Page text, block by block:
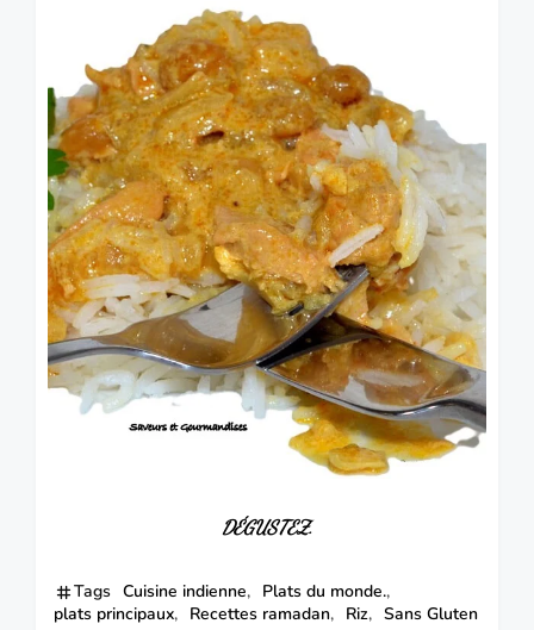
DÉGUSTEZ.
Tags Cuisine indienne
Plats du monde.
plats principaux
Recettes ramadan Riz Sans Gluten